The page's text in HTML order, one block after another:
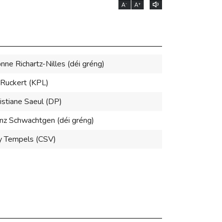
A- A+
Richartz-Nilles (déi gréng)
(KPL)
Saeul (DP)
Schwachtgen (déi gréng)
Tempels (CSV)